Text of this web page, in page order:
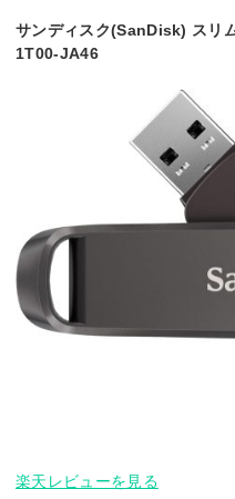
サンディスク(SanDisk) スリ
1T00-JA46
楽天レビューを見る